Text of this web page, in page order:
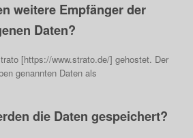
weitere Empfänger der
Daten?
[https://www.strato.de/] gehostet. Der
genannten Daten als
die Daten gespeichert?